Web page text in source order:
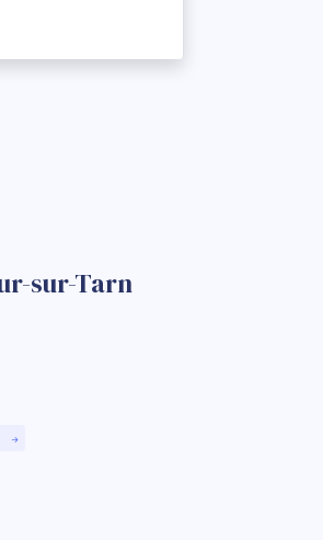
sur-Tarn